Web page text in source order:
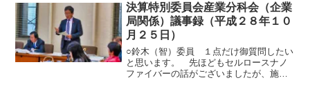
年、人口３分の１の日本」も読ませてい
ただいて、非常に尊敬しておりまして、
特
決算特別委員会産業分科会（企業
局関係）議事録（平成２８年１０
月２５日）
○鈴木（智）委員 １点だけ御質問したい
と思います。 先ほどもセルロースナノ
ファイバーの話がございましたが、施策